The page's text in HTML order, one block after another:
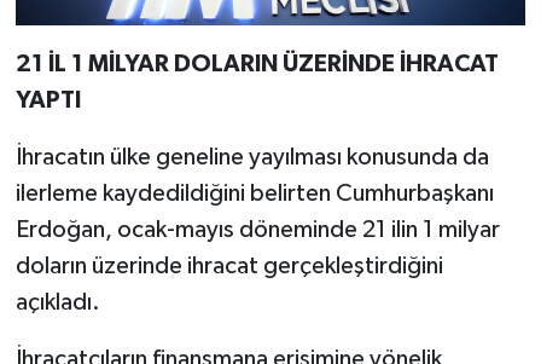
21 İL 1 MİLYAR DOLARIN ÜZERİNDE İHRACAT
YAPTI
İhracatın ülke geneline yayılması konusunda da
ilerleme kaydedildiğini belirten Cumhurbaşkanı
Erdoğan, ocak-mayıs döneminde 21 ilin 1 milyar
doların üzerinde ihracat gerçekleştirdiğini
açıkladı.
İhracatçıların finansmana erişimine yönelik